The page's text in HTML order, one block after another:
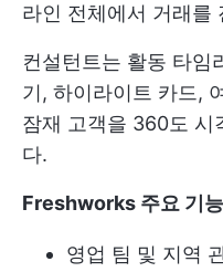
라인 전체에서 거래를
컨설턴트는 활동 타임
기, 하이라이트 카드,
잠재 고객을 360도 시
다.
Freshworks 주요 기능
영업 팀 및 지역